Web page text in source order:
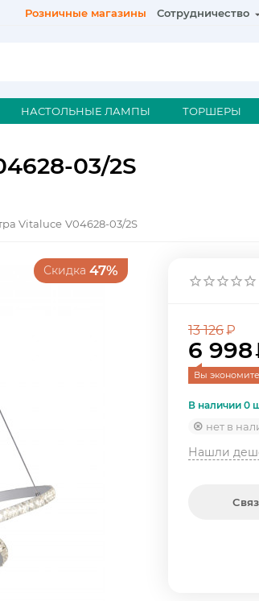
Розничные магазины Сотрудничество
НАСТОЛЬНЫЕ ЛАМПЫ ТОРШЕРЫ
03/2S
Vitaluce V04628-03/2S
47%
13 126₽
6 998
Вы
В наличии 0
нет в
Нашли